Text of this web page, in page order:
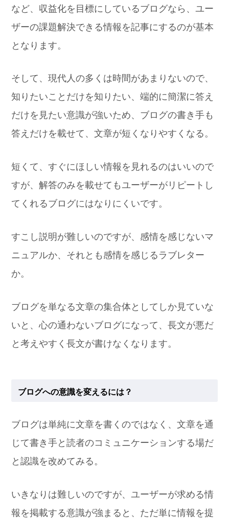
など、収益化を目標にしているブログなら、ユー
ザーの課題解決できる情報を記事にするのが基本
となります。
そして、現代人の多くは時間があまりないので、
知りたいことだけを知りたい、端的に簡潔に答え
だけを見たい意識が強いため、ブログの書き手も
答えだけを載せて、文章が短くなりやすくなる。
短くて、すぐにほしい情報を見れるのはいいので
すが、解答のみを載せてもユーザーがリピートし
てくれるブログにはなりにくいです。
すこし説明が難しいのですが、感情を感じないマ
ニュアルか、それとも感情を感じるラブレター
か。
ブログを単なる文章の集合体としてしか見ていな
いと、心の通わないブログになって、長文が悪だ
と考えやすく長文が書けなくなります。
ブログへの意識を変えるには？
ブログは単純に文章を書くのではなく、文章を通
じて書き手と読者のコミュニケーションする場だ
と認識を改めてみる。
いきなりは難しいのですが、ユーザーが求める情
報を掲載する意識が強まると、ただ単に情報を提